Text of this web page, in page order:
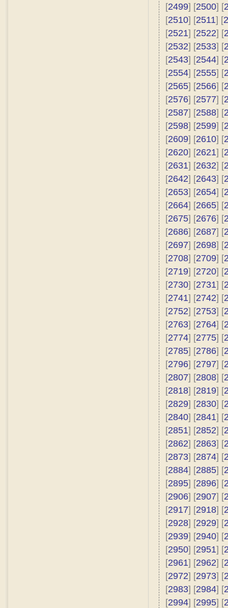
[2499] [2500] [
[2510] [2511] [
[2521] [2522] [
[2532] [2533] [
[2543] [2544] [
[2554] [2555] [
[2565] [2566] [
[2576] [2577] [
[2587] [2588] [
[2598] [2599] [
[2609] [2610] [
[2620] [2621] [
[2631] [2632] [
[2642] [2643] [
[2653] [2654] [
[2664] [2665] [
[2675] [2676] [
[2686] [2687] [
[2697] [2698] [
[2708] [2709] [
[2719] [2720] [
[2730] [2731] [
[2741] [2742] [
[2752] [2753] [
[2763] [2764] [
[2774] [2775] [
[2785] [2786] [
[2796] [2797] [
[2807] [2808] [
[2818] [2819] [
[2829] [2830] [
[2840] [2841] [
[2851] [2852] [
[2862] [2863] [
[2873] [2874] [
[2884] [2885] [
[2895] [2896] [
[2906] [2907] [
[2917] [2918] [
[2928] [2929] [
[2939] [2940] [
[2950] [2951] [
[2961] [2962] [
[2972] [2973] [
[2983] [2984] [
[2994] [2995] [